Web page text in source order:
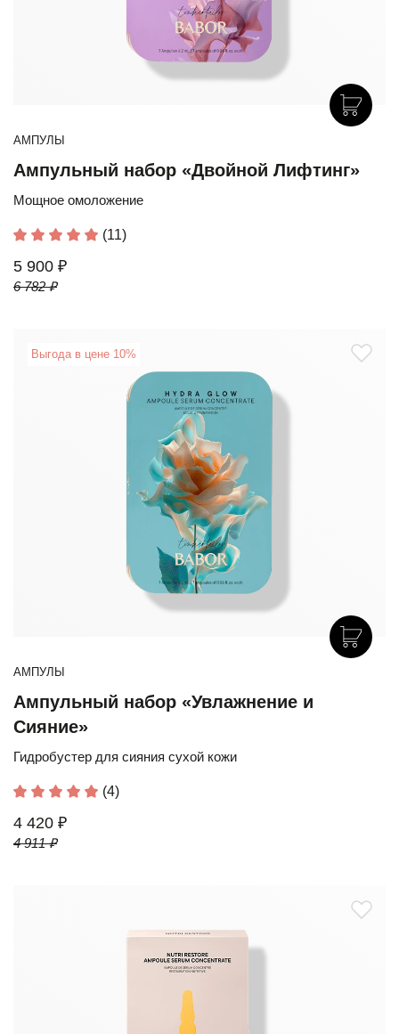
АМПУЛЫ
Ампульный набор «Двойной Лифтинг»
Мощное омоложение
(11)
5 900 ₽
6 782 ₽
Выгода в цене 10%
АМПУЛЫ
Ампульный набор «Увлажнение и
Сияние»
Гидробустер для сияния сухой кожи
(4)
4 420 ₽
4 911 ₽